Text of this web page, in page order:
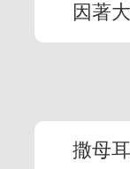
因著
撒母